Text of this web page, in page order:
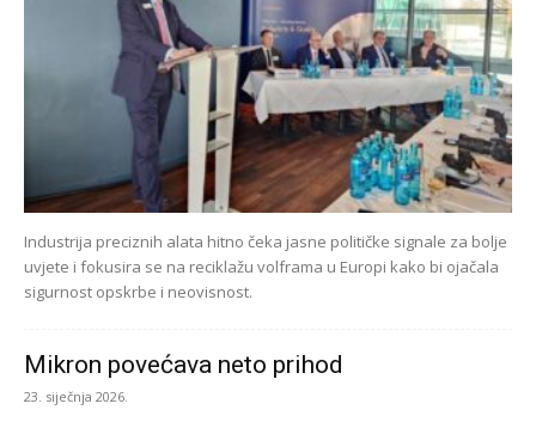
Industrija preciznih alata hitno čeka jasne političke signale za bolje
uvjete i fokusira se na reciklažu volframa u Europi kako bi ojačala
sigurnost opskrbe i neovisnost.
Mikron povećava neto prihod
23. siječnja 2026.